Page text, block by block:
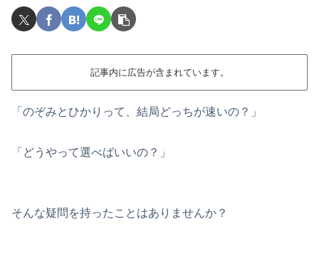
記事内に広告が含まれています。
「のぞみとひかりって、結局どっちが速いの？」
「どうやって選べばいいの？」
そんな疑問を持ったことはありませんか？